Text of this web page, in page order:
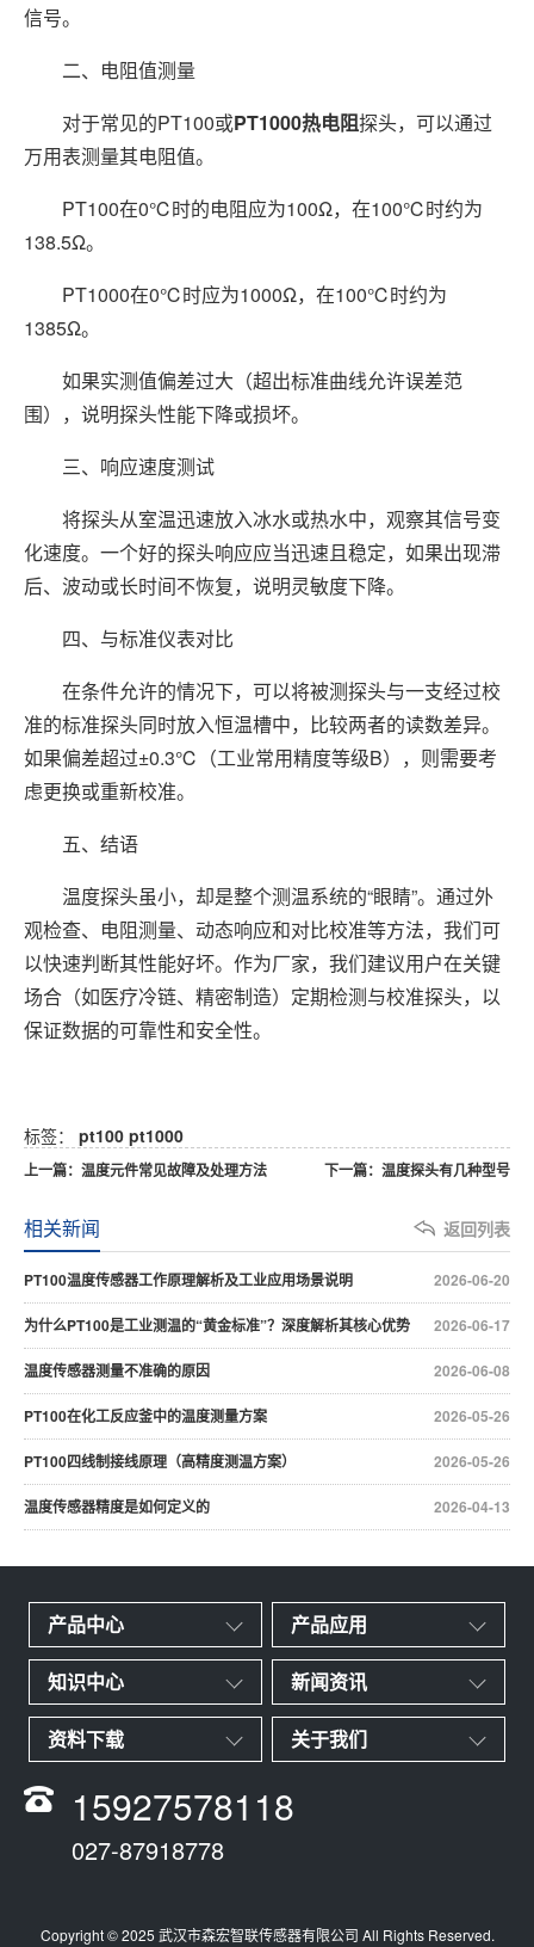
信号。
二、电阻值测量
对于常见的PT100或PT1000热电阻探头，可以通过
万用表测量其电阻值。
PT100在0℃时的电阻应为100Ω，在100℃时约为
138.5Ω。
PT1000在0℃时应为1000Ω，在100℃时约为
1385Ω。
如果实测值偏差过大（超出标准曲线允许误差范
围），说明探头性能下降或损坏。
三、响应速度测试
将探头从室温迅速放入冰水或热水中，观察其信号变
化速度。一个好的探头响应应当迅速且稳定，如果出现滞
后、波动或长时间不恢复，说明灵敏度下降。
四、与标准仪表对比
在条件允许的情况下，可以将被测探头与一支经过校
准的标准探头同时放入恒温槽中，比较两者的读数差异。
如果偏差超过±0.3℃（工业常用精度等级B），则需要考
虑更换或重新校准。
五、结语
温度探头虽小，却是整个测温系统的“眼睛”。通过外
观检查、电阻测量、动态响应和对比校准等方法，我们可
以快速判断其性能好坏。作为厂家，我们建议用户在关键
场合（如医疗冷链、精密制造）定期检测与校准探头，以
保证数据的可靠性和安全性。
标签： pt100 pt1000
上一篇：温度元件常见故障及处理方法 下一篇：温度探头有几种型号
返回列表
相关新闻
2026-06-20
PT100温度传感器工作原理解析及工业应用场景说明
2026-06-17
为什么PT100是工业测温的“黄金标准”？深度解析其核心优势
2026-06-08
温度传感器测量不准确的原因
2026-05-26
PT100在化工反应釜中的温度测量方案
2026-05-26
PT100四线制接线原理（高精度测温方案）
2026-04-13
温度传感器精度是如何定义的
产品中心 产品应用
知识中心 新闻资讯
资料下载 关于我们
15927578118
027-87918778
Copyright © 2025 武汉市森宏智联传感器有限公司 All Rights Reserved.